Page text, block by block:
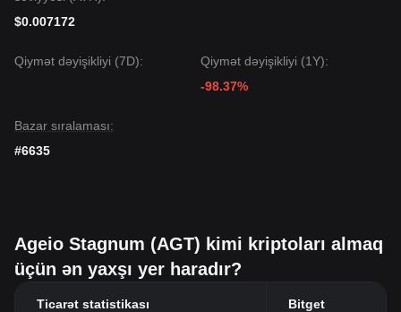
$0.007172
Qiymət dəyişikliyi (7D):
Qiymət dəyişikliyi (1Y):
-98.37%
Bazar sıralaması:
#6635
Ageio Stagnum (AGT) kimi kriptoları almaq
üçün ən yaxşı yer haradır?
Ticarət statistikası Bitget